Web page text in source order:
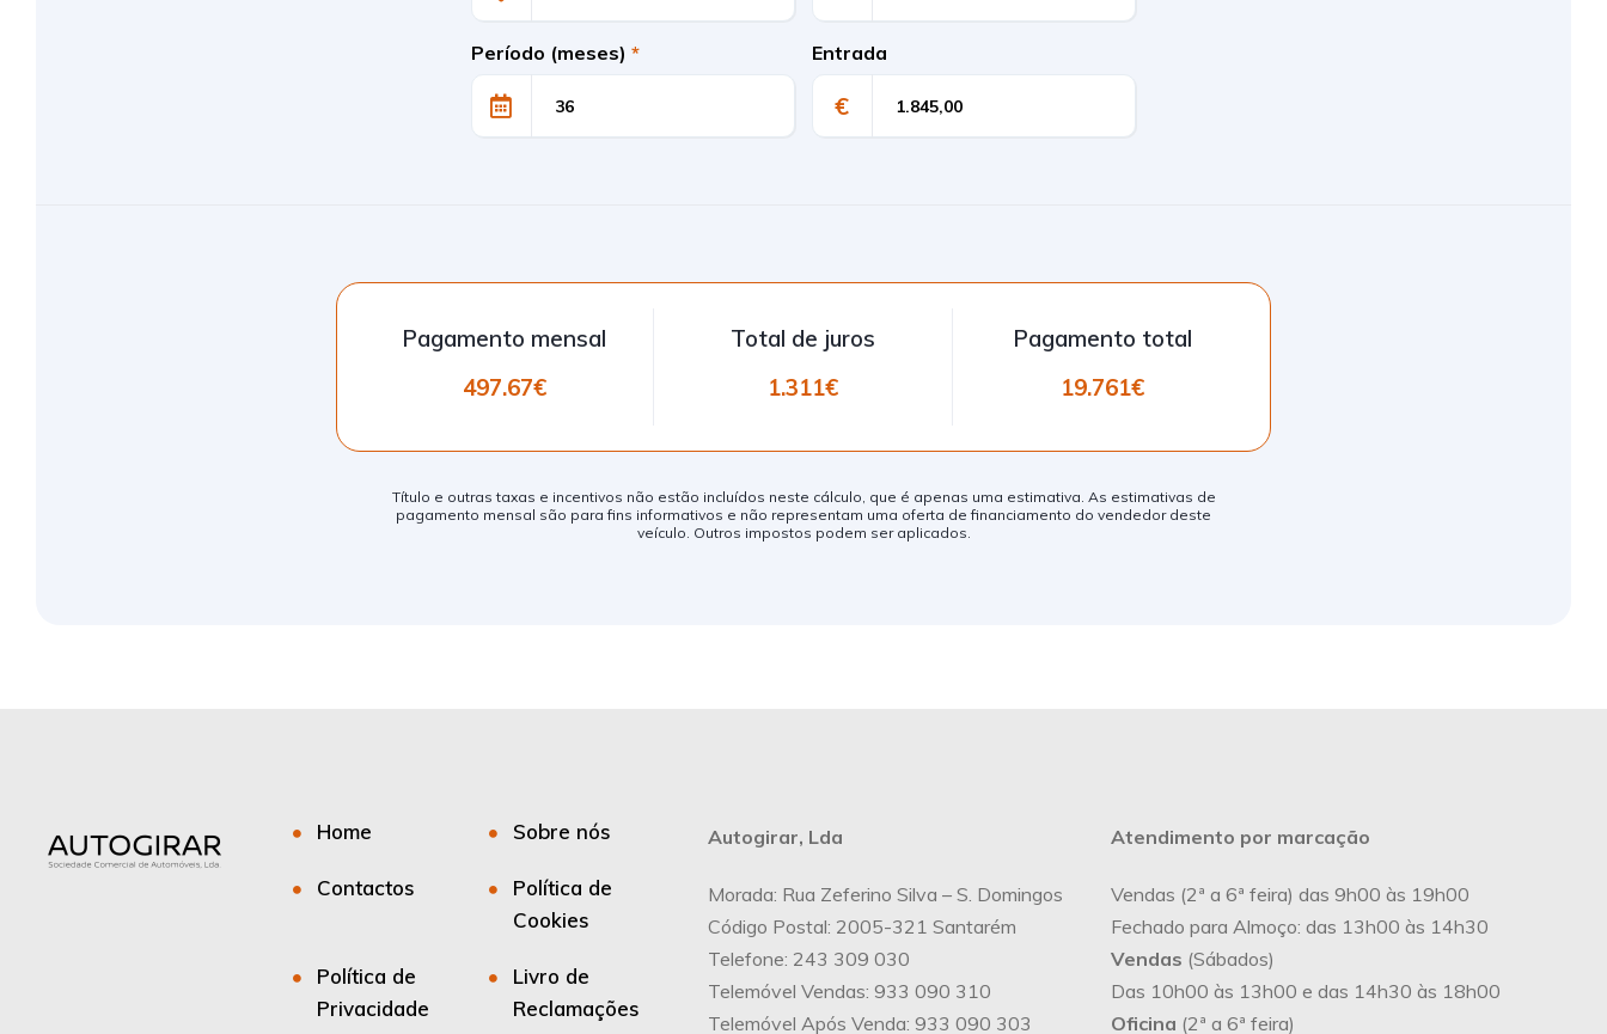
Período (meses) * Entrada
€
Pagamento mensal
497.67€
Total de juros
1.311€
Pagamento total
19.761€
Título e outras taxas e incentivos não estão incluídos neste cálculo, que é apenas uma estimativa. As estimativas de
pagamento mensal são para fins informativos e não representam uma oferta de financiamento do vendedor deste
veículo. Outros impostos podem ser aplicados.
Home Sobre nós
Contactos
Política de
Cookies
Política de
Privacidade
Livro de
Reclamações
Autogirar, Lda
Morada: Rua Zeferino Silva – S. Domingos
Código Postal: 2005-321 Santarém
Telefone: 243 309 030
Telemóvel Vendas: 933 090 310
Telemóvel Após Venda: 933 090 303
Atendimento por marcação
Vendas (2ª a 6ª feira) das 9h00 às 19h00
Fechado para Almoço: das 13h00 às 14h30
Vendas (Sábados)
Das 10h00 às 13h00 e das 14h30 às 18h00
Oficina (2ª a 6ª feira)